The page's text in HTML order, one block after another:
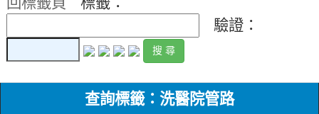
驗證：
查詢標籤：洗醫院管路